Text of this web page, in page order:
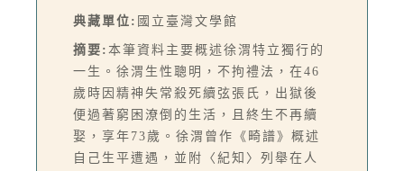
典藏單位: 國立臺灣文學館
摘要: 本筆資料主要概述徐渭特立獨行的
一生。徐渭生性聰明，不拘禮法，在46
歲時因精神失常殺死續弦張氏，出獄後
便過著窮困潦倒的生活，且終生不再續
娶，享年73歲。徐渭曾作《畸譜》概述
自己生平遭遇，並附〈紀知〉列舉在人